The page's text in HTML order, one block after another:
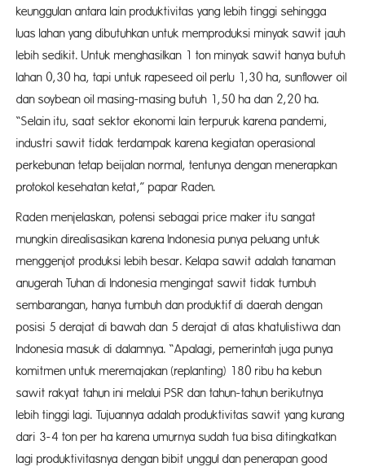
keunggulan antara lain produktivitas yang lebih tinggi sehingga
luas lahan yang dibutuhkan untuk memproduksi minyak sawit jauh
lebih sedikit. Untuk menghasilkan 1 ton minyak sawit hanya butuh
lahan 0,30 ha, tapi untuk rapeseed oil perlu 1,30 ha, sunflower oil
dan soybean oil masing-masing butuh 1,50 ha dan 2,20 ha.
“Selain itu, saat sektor ekonomi lain terpuruk karena pandemi,
industri sawit tidak terdampak karena kegiatan operasional
perkebunan tetap beijalan normal, tentunya dengan menerapkan
protokol kesehatan ketat,” papar Raden.
Raden menjelaskan, potensi sebagai price maker itu sangat
mungkin direalisasikan karena Indonesia punya peluang untuk
menggenjot produksi lebih besar. Kelapa sawit adalah tanaman
anugerah Tuhan di Indonesia mengingat sawit tidak tumbuh
sembarangan, hanya tumbuh dan produktif di daerah dengan
posisi 5 derajat di bawah dan 5 derajat di atas khatulistiwa dan
Indonesia masuk di dalamnya. “Apalagi, pemerintah juga punya
komitmen untuk meremajakan (replanting) 180 ribu ha kebun
sawit rakyat tahun ini melalui PSR dan tahun-tahun berikutnya
lebih tinggi lagi. Tujuannya adalah produktivitas sawit yang kurang
dari 3-4 ton per ha karena umurnya sudah tua bisa ditingkatkan
lagi produktivitasnya dengan bibit unggul dan penerapan good